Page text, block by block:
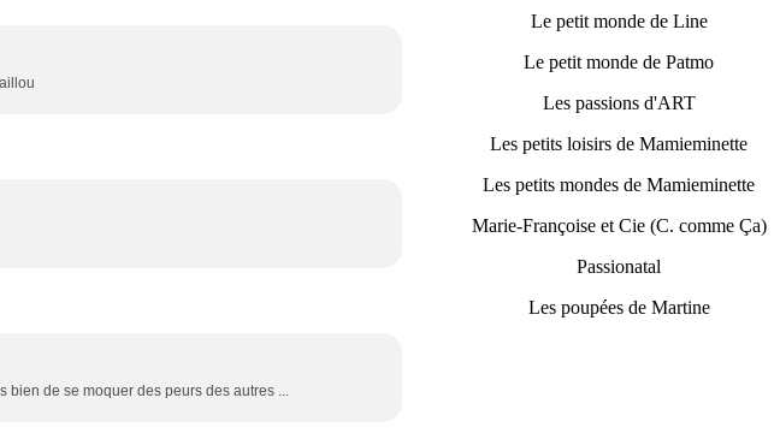
bien de se moquer des peurs des autres ...
Le petit monde de Line
Le petit monde de Patmo
Les passions d'ART
Les petits loisirs de Mamieminette
Les petits mondes de Mamieminette
Marie-Françoise et Cie (C. comme Ça)
Passionatal
Les poupées de Martine